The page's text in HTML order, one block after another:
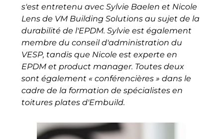
s'est entretenu avec Sylvie Baelen et Nicole
Lens de VM Building Solutions au sujet de la
durabilité de l'EPDM. Sylvie est également
membre du conseil d'administration du
VESP, tandis que Nicole est experte en
EPDM et product manager. Toutes deux
sont également « conférencières » dans le
cadre de la formation de spécialistes en
toitures plates d'Embuild.